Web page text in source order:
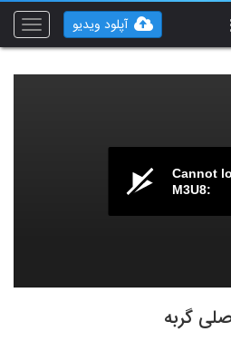
Toggle
آپلود ویدیو
Cannot
M3U8: